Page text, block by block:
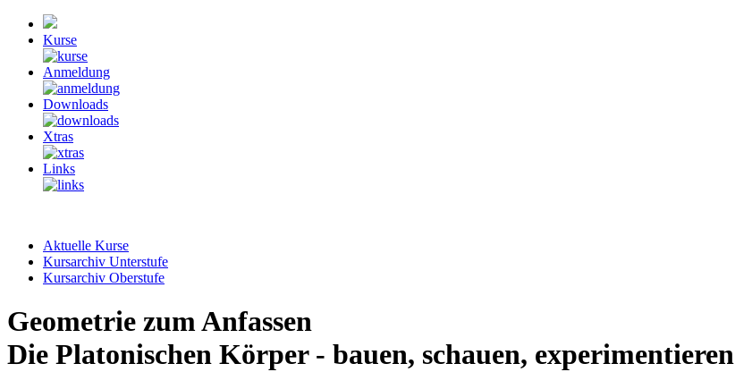
Kurse
Anmeldung
Downloads
Xtras
Links
Aktuelle Kurse
Kursarchiv Unterstufe
Kursarchiv Oberstufe
Geometrie zum Anfassen
Die Platonischen Körper - bauen, schauen, experimentieren